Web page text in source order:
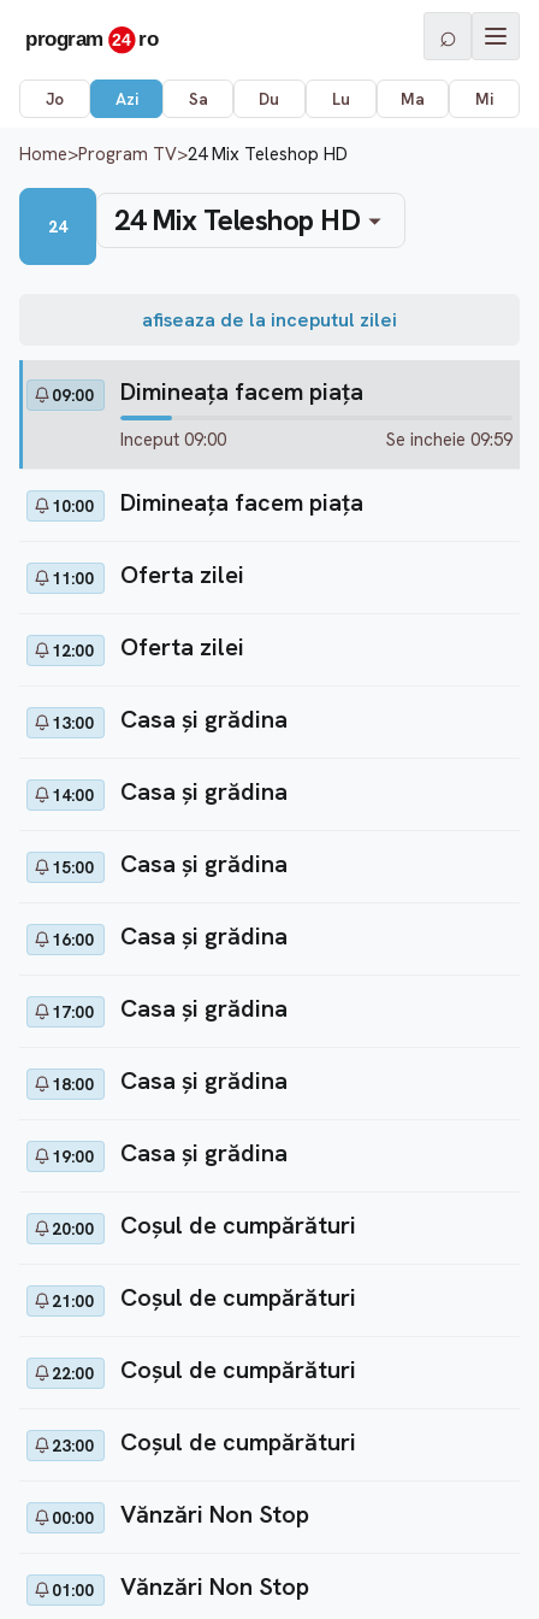
⌕
Jo Azi Sa Du Lu Ma Mi
Home>Program TV>24 Mix Teleshop HD
24 24 Mix Teleshop HD
afiseaza de la inceputul zilei
09:00 Dimineața facem piața
Inceput 09:00 Se incheie 09:59
10:00 Dimineața facem piața
11:00 Oferta zilei
12:00 Oferta zilei
13:00 Casa și grădina
14:00 Casa și grădina
15:00 Casa și grădina
16:00 Casa și grădina
17:00 Casa și grădina
18:00 Casa și grădina
19:00 Casa și grădina
20:00 Coșul de cumpărături
21:00 Coșul de cumpărături
22:00 Coșul de cumpărături
23:00 Coșul de cumpărături
00:00 Vănzări Non Stop
01:00 Vănzări Non Stop